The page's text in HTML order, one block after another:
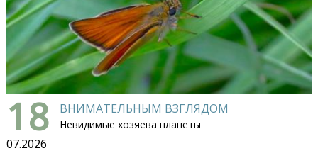
18
07.2026
ВНИМАТЕЛЬНЫМ ВЗГЛЯДОМ
Невидимые хозяева планеты